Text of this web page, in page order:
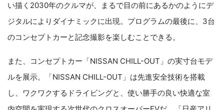
い描く2030年のクルマが、まるで目の前にあるかのようにデ
ジタルによりダイナミックに出現。プログラムの最後に、3台
のコンセプトカーと記念撮影を楽しむことできる。
また、コンセプトカー「NISSAN CHILL-OUT」の実寸台モデ
ルを展示。「NISSAN CHILL-OUT」は先進安全技術を搭載
し、ワクワクするドライビングと、使い勝手の良い快適な室